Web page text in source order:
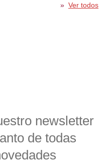
» Ver todos
newsletter
de todas